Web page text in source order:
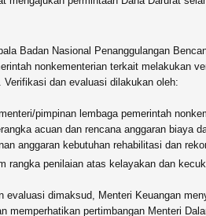
Badan Nasional Penanggulangan
nonkementerian terkait melakukan
dan evaluasi dilakukan oleh:
pimpinan lembaga pemerintah
acuan dan rencana anggaran biaya
anggaran kebutuhan rehabilitasi dan
rangka penilaian atas kelayakan dan
evaluasi dimaksud, Menteri Keuangan
memperhatikan pertimbangan Menteri